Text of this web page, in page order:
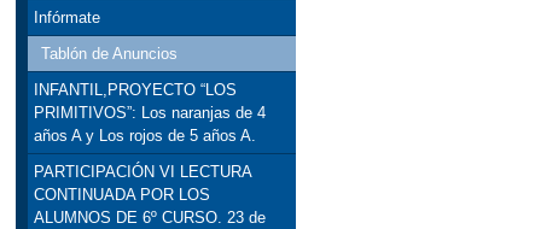
Infórmate
Tablón de Anuncios
INFANTIL,PROYECTO “LOS
PRIMITIVOS”: Los naranjas de 4
años A y Los rojos de 5 años A.
PARTICIPACIÓN VI LECTURA
CONTINUADA POR LOS
ALUMNOS DE 6º CURSO. 23 de